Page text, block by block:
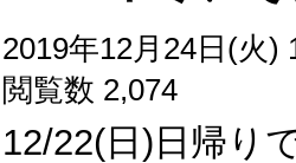
2019年12月24日(火)
閲覧数 2,074
12/22(日)日帰り